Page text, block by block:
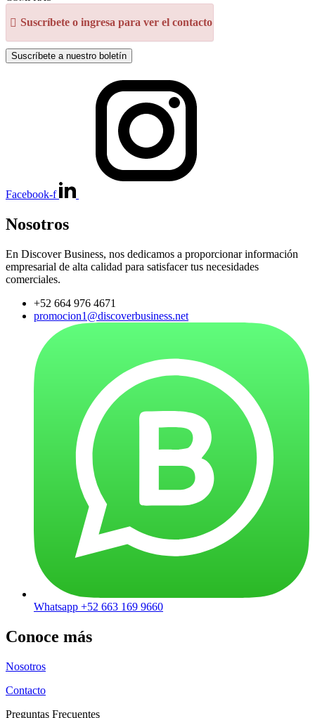
Suscríbete o ingresa para ver el contacto
Suscríbete a nuestro boletín
Facebook-f
Nosotros
En Discover Business, nos dedicamos a proporcionar información
empresarial de alta calidad para satisfacer tus necesidades
comerciales.
+52 664 976 4671
promocion1@discoverbusiness.net
Whatsapp +52 663 169 9660
Conoce más
Nosotros
Contacto
Preguntas Frecuentes